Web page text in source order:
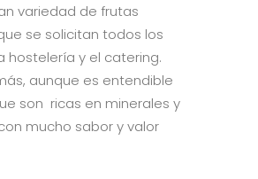
variedad de frutas
se solicitan todos los
hostelería y el catering.
aunque es entendible
son ricas en minerales y
mucho sabor y valor